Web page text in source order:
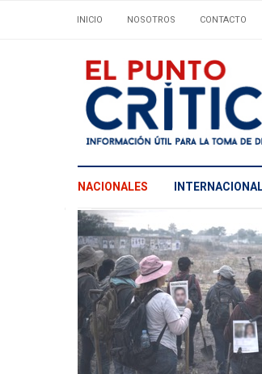
INICIO NOSOTROS CONTACTO
NACIONALES